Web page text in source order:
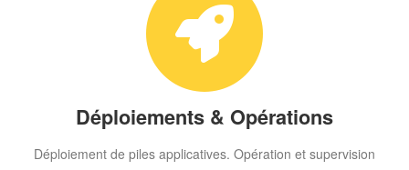
Déploiements & Opérations
Déploiement de piles applicatives. Opération et supervision